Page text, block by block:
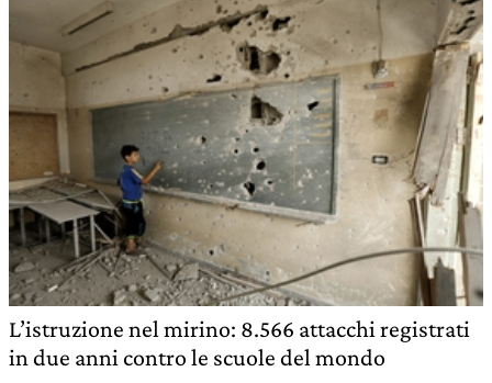
L’istruzione nel mirino: 8.566 attacchi registrati
in due anni contro le scuole del mondo